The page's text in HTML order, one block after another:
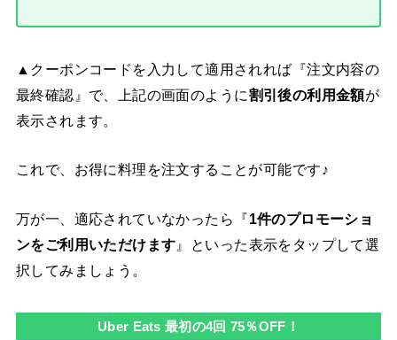
▲クーポンコードを入力して適用されれば『注文内容の
最終確認』で、上記の画面のように割引後の利用金額が
表示されます。
これで、お得に料理を注文することが可能です♪
万が一、適応されていなかったら『1件のプロモーショ
ンをご利用いただけます 』といった表示をタップして選
択してみましょう。
Uber Eats 最初の4回 75％OFF！